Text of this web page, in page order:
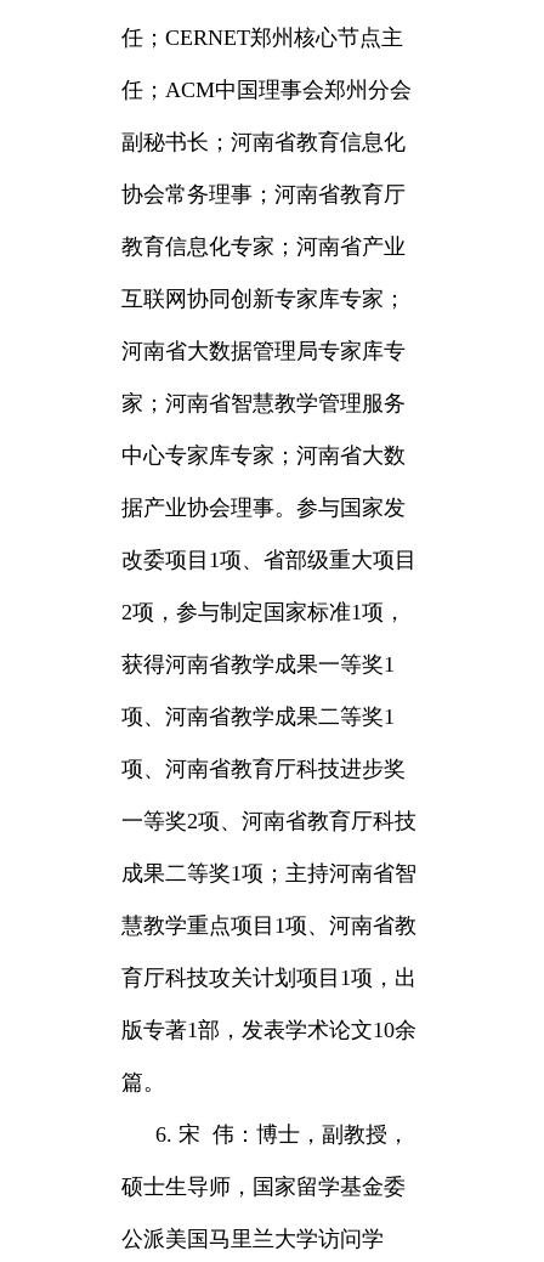
任；CERNET郑州核心节点主
任；ACM中国理事会郑州分会
副秘书长；河南省教育信息化
协会常务理事；河南省教育厅
教育信息化专家；河南省产业
互联网协同创新专家库专家；
河南省大数据管理局专家库专
家；河南省智慧教学管理服务
中心专家库专家；河南省大数
据产业协会理事。参与国家发
改委项目1项、省部级重大项目
2项，参与制定国家标准1项，
获得河南省教学成果一等奖1
项、河南省教学成果二等奖1
项、河南省教育厅科技进步奖
一等奖2项、河南省教育厅科技
成果二等奖1项；主持河南省智
慧教学重点项目1项、河南省教
育厅科技攻关计划项目1项，出
版专著1部，发表学术论文10余
篇。
6. 宋 伟：博士，副教授，
硕士生导师，国家留学基金委
公派美国马里兰大学访问学